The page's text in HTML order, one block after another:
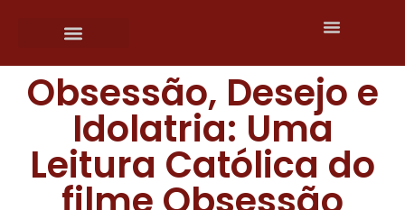
Obsessão, Desejo e
Idolatria: Uma
Leitura Católica do